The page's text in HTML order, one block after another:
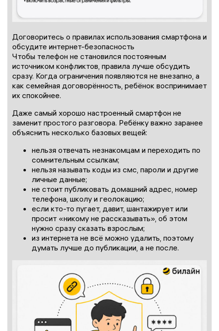
Договоритесь о правилах использования смартфона и
обсудите интернет-безопасность
Чтобы телефон не становился постоянным
источником конфликтов, правила лучше обсудить
сразу. Когда ограничения появляются не внезапно, а
как семейная договорённость, ребёнок воспринимает
их спокойнее.
Даже самый хорошо настроенный смартфон не
заменит простого разговора. Ребёнку важно заранее
объяснить несколько базовых вещей:
нельзя отвечать незнакомцам и переходить по
сомнительным ссылкам;
нельзя называть коды из смс, пароли и другие
личные данные;
не стоит публиковать домашний адрес, номер
телефона, школу и геолокацию;
если кто-то пугает, давит, шантажирует или
просит «никому не рассказывать», об этом
нужно сразу сказать взрослым;
из интернета не всё можно удалить, поэтому
думать лучше до публикации, а не после.